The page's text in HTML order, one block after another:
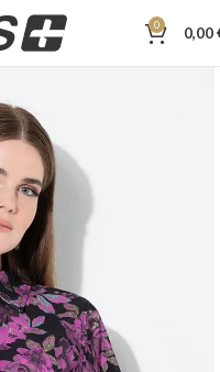
0 0,00